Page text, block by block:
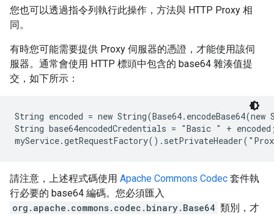
您也可以透過指令列執行此操作，方法與 HTTP Proxy 相
同。
有時您可能需要提供 Proxy 伺服器的憑證，才能使用該伺
服器。通常會使用 HTTP 標頭中包含的 base64 雜湊值提
交，如下所示：
String encoded = new
String base64encodedCredentials = "Basic " +
請注意，上述程式碼使用 Apache Commons Codec 套件執
行必要的 base64 編碼。您必須匯入
org.apache.commons.codec.binary.Base64 類別，才